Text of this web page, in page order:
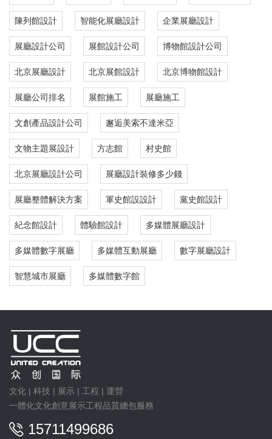
陳列館設計 智能化展廳設計 企業展廳設計
展廳設計公司 展館設計公司 博物館設計公司
北京展廳設計 北京展館設計 北京博物館設計
展廳公司排名 展館施工 展廳施工
文創產品設計公司 邂逅美索不達米亞
文物主題展設計 方志館 村史館
北京展廳設計公司 展廳設計裝修多少錢
展廳整體解決方案 軍史館設設計 黨史館設計
紀念館設計 體驗館設計 多媒體展廳設計
多媒體數字展廳 多媒體互動展廳 數字展廳設計
智慧城市展廳 多媒體數字館
文化 | 科技 | 展示 | 工程 | 運營
一體化文化創意展示工程品質總包服務
15711499686